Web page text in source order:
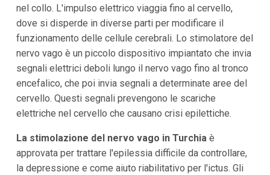
nel collo. L'impulso elettrico viaggia fino al cervello,
dove si disperde in diverse parti per modificare il
funzionamento delle cellule cerebrali. Lo stimolatore del
nervo vago è un piccolo dispositivo impiantato che invia
segnali elettrici deboli lungo il nervo vago fino al tronco
encefalico, che poi invia segnali a determinate aree del
cervello. Questi segnali prevengono le scariche
elettriche nel cervello che causano crisi epilettiche.
La stimolazione del nervo vago in Turchiaè
approvata per trattare l'epilessia difficile da controllare,
la depressione e come aiuto riabilitativo per l'ictus. Gli